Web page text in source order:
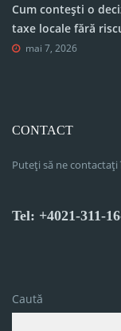
Cum contești o
taxe locale fără
mai 7, 2026
CONTACT
Puteți să ne
Tel: +4021-311-
Caută